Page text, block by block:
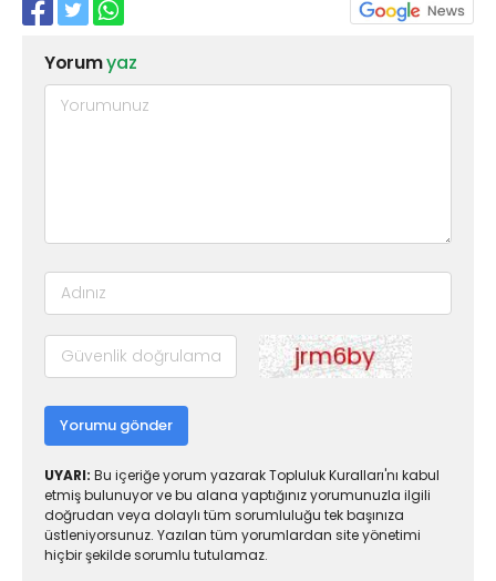
Yorumyaz
Yorumu gönder
UYARI: Bu içeriğe yorum yazarak Topluluk Kuralları'nı kabul
etmiş bulunuyor ve bu alana yaptığınız yorumunuzla ilgili
doğrudan veya dolaylı tüm sorumluluğu tek başınıza
üstleniyorsunuz. Yazılan tüm yorumlardan site yönetimi
hiçbir şekilde sorumlu tutulamaz.